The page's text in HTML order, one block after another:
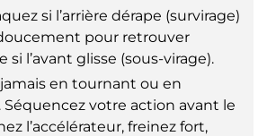
si l’arrière dérape (survirage)
pour retrouver
si l’avant glisse (sous-virage).
en tournant ou en
Séquencez votre action avant le
l’accélérateur, freinez fort,